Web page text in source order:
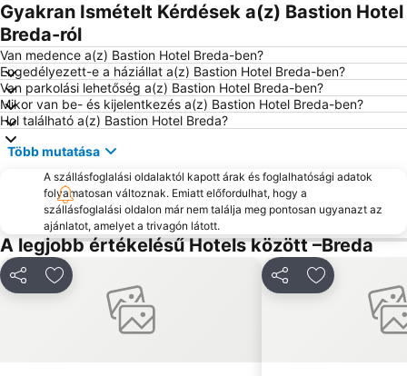
Gyakran Ismételt Kérdések a(z) Bastion Hotel
Breda-ról
Van medence a(z) Bastion Hotel Breda-ben?
Engedélyezett-e a háziállat a(z) Bastion Hotel Breda-ben?
Van parkolási lehetőség a(z) Bastion Hotel Breda-ben?
Mikor van be- és kijelentkezés a(z) Bastion Hotel Breda-ben?
Hol található a(z) Bastion Hotel Breda?
Több mutatása
A szállásfoglalási oldalaktól kapott árak és foglalhatósági adatok
folyamatosan változnak. Emiatt előfordulhat, hogy a
szállásfoglalási oldalon már nem találja meg pontosan ugyanazt az
ajánlatot, amelyet a trivagón látott.
A legjobb értékelésű Hotels között –Breda
MegosztásHozzáadás a kedvencekhez MegosztásHozzáadás